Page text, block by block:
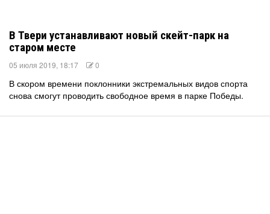
В Твери устанавливают новый скейт-парк на
старом месте
05 июля 2019, 18:17 0
В скором времени поклонники экстремальных видов спорта
снова смогут проводить свободное время в парке Победы.